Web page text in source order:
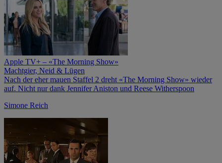
Apple TV+ – «The Morning Show»
Machtgier, Neid & Lügen
Nach der eher mauen Staffel 2 dreht «The Morning Show» wieder
auf. Nicht nur dank Jennifer Aniston und Reese Witherspoon
Simone Reich